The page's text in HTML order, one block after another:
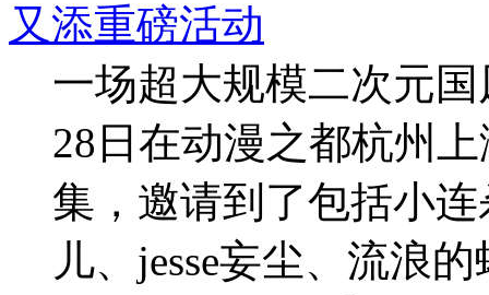
又添重磅活动
一场超大规模二次元
28日在动漫之都杭州
集，邀请到了包括小
儿、jesse妄尘、流浪